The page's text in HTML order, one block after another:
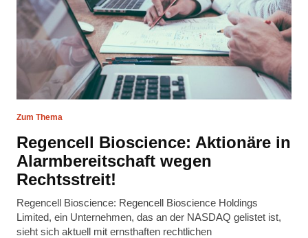
Zum Thema
Regencell Bioscience: Aktionäre in
Alarmbereitschaft wegen
Rechtsstreit!
Regencell Bioscience: Regencell Bioscience Holdings
Limited, ein Unternehmen, das an der NASDAQ gelistet ist,
sieht sich aktuell mit ernsthaften rechtlichen